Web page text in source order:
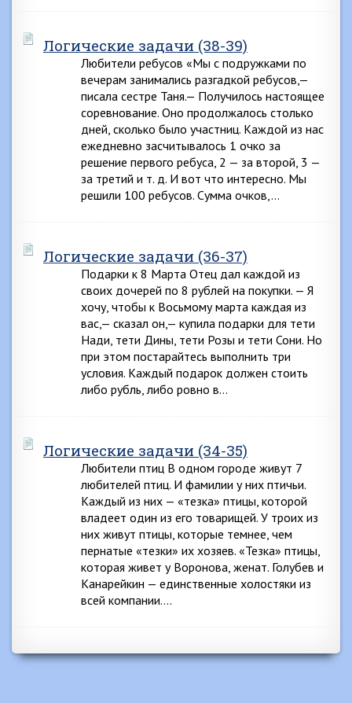
Логические задачи (38-39)
Любители ребусов «Мы с подружками по
вечерам занимались разгадкой ребусов,—
писала сестре Таня.— Получилось настоящее
соревнование. Оно продолжалось столько
дней, сколько было участниц. Каждой из нас
ежедневно засчитывалось 1 очко за
решение первого ребуса, 2 — за второй, 3 —
за третий и т. д. И вот что интересно. Мы
решили 100 ребусов. Сумма очков,…
Логические задачи (36-37)
Подарки к 8 Марта Отец дал каждой из
своих дочерей по 8 рублей на покупки. — Я
хочу, чтобы к Восьмому марта каждая из
вас,— сказал он,— купила подарки для тети
Нади, тети Дины, тети Розы и тети Сони. Но
при этом постарайтесь выполнить три
условия. Каждый подарок должен стоить
либо рубль, либо ровно в…
Логические задачи (34-35)
Любители птиц В одном городе живут 7
любителей птиц. И фамилии у них птичьи.
Каждый из них — «тезка» птицы, которой
владеет один из его товарищей. У троих из
них живут птицы, которые темнее, чем
пернатые «тезки» их хозяев. «Тезка» птицы,
которая живет у Воронова, женат. Голубев и
Канарейкин — единственные холостяки из
всей компании….